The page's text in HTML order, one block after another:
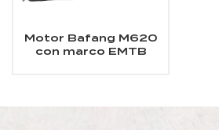
Motor Bafang M620
con marco EMTB